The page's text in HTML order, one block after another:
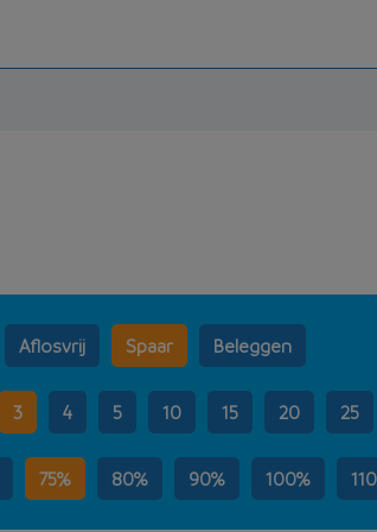
Aflosvrij Spaar Beleggen
3 4 5 10 15 20 25
75% 80% 90% 100%